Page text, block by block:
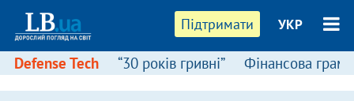
Підтримати УКР
Defense Tech “30 років гривні” Фінансова